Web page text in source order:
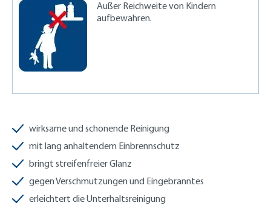
wirksame und schonende Reinigung
mit lang anhaltendem Einbrennschutz
bringt streifenfreier Glanz
gegen Verschmutzungen und Eingebranntes
erleichtert die Unterhaltsreinigung
Außer Reichweite von Kindern
aufbewahren.